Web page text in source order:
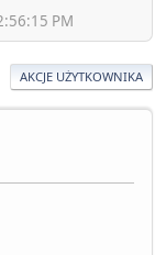
PM
AKCJE UŻYTKOWNIKA